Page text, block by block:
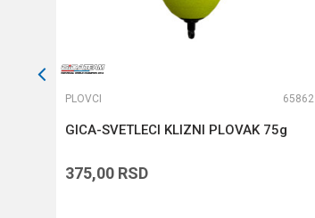
PLOVCI 65862
GICA-SVETLECI KLIZNI PLOVAK 75g
375,00 RSD